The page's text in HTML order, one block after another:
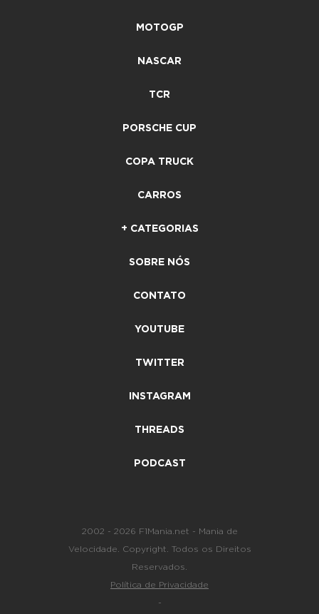
MOTOGP
NASCAR
TCR
PORSCHE CUP
COPA TRUCK
CARROS
+ CATEGORIAS
SOBRE NÓS
CONTATO
YOUTUBE
TWITTER
INSTAGRAM
THREADS
PODCAST
2002 - 2026 F1Mania.net - Mania de
Velocidade. Copyright. Todos os Direitos
Reservados.
Política de Privacidade
-